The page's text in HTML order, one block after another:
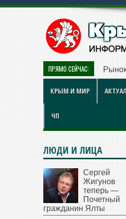
ПРЯМО СЕЙЧАС:
КРЫМ И МИР
ЧП
ЛЮДИ И ЛИЦА
Сергей
Жигунов
теперь —
Почетный
гражданин Ялты